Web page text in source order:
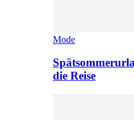
Mode
die Reise